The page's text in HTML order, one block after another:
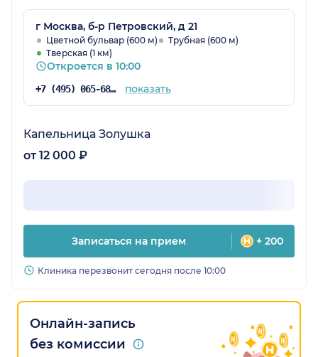
г Москва, б-р Петровский, д 21
Цветной бульвар (600 м)
Трубная (600 м)
Тверская (1 км)
Откроется в 10:00
+7 (495) 065-68-41 показать
Капельница Золушка
от 12 000 ₽
Записаться на прием + 200
Клиника перезвонит сегодня после 10:00
Онлайн-запись
без комиссии